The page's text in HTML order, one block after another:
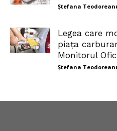
Ștefana
Legea care
piața
Monitorul
Ștefana